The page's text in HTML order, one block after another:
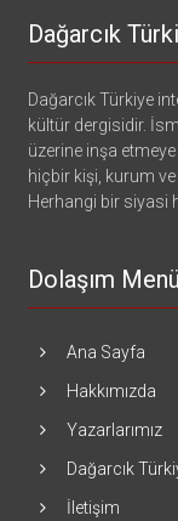
Dağarcık
Dağarcık Türkiye
kültür dergisidir.
üzerine inşa etmeye
hiçbir kişi, kurum
Herhangi bir siyasi
Dolaşım
Ana Sayfa
Hakkımızda
Yazarlarımız
Dağarcık
İletişim